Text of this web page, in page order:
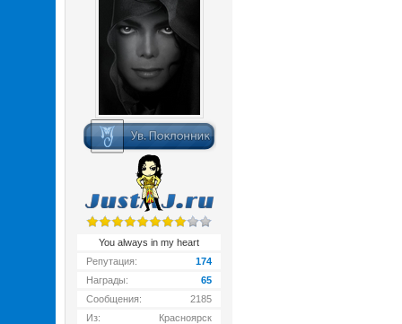
You always in my heart
Репутация:
174
Награды:
65
Сообщения:
2185
Из:
Красноярск